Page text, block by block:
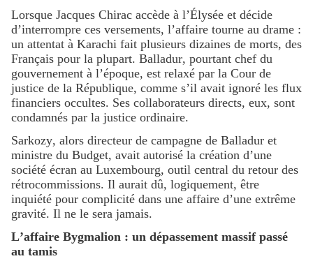
Lorsque Jacques Chirac accède à l’Élysée et décide
d’interrompre ces versements, l’affaire tourne au drame :
un attentat à Karachi fait plusieurs dizaines de morts, des
Français pour la plupart. Balladur, pourtant chef du
gouvernement à l’époque, est relaxé par la Cour de
justice de la République, comme s’il avait ignoré les flux
financiers occultes. Ses collaborateurs directs, eux, sont
condamnés par la justice ordinaire.
Sarkozy, alors directeur de campagne de Balladur et
ministre du Budget, avait autorisé la création d’une
société écran au Luxembourg, outil central du retour des
rétrocommissions. Il aurait dû, logiquement, être
inquiété pour complicité dans une affaire d’une extrême
gravité. Il ne le sera jamais.
L’affaire Bygmalion : un dépassement massif passé
au tamis